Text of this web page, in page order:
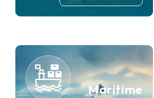
Maritime